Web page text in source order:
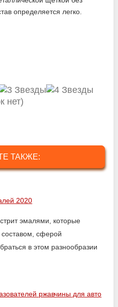
определяется легко.
нет)
ТАКЖЕ:
2020
эмалями, которые
сферой
в этом разнообразии
ржавчины для авто